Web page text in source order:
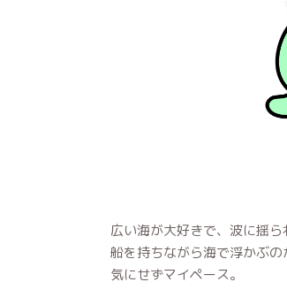
広い海が大好きで、波に揺
船を持ちながら海で浮かぶ
気にせずマイペース。